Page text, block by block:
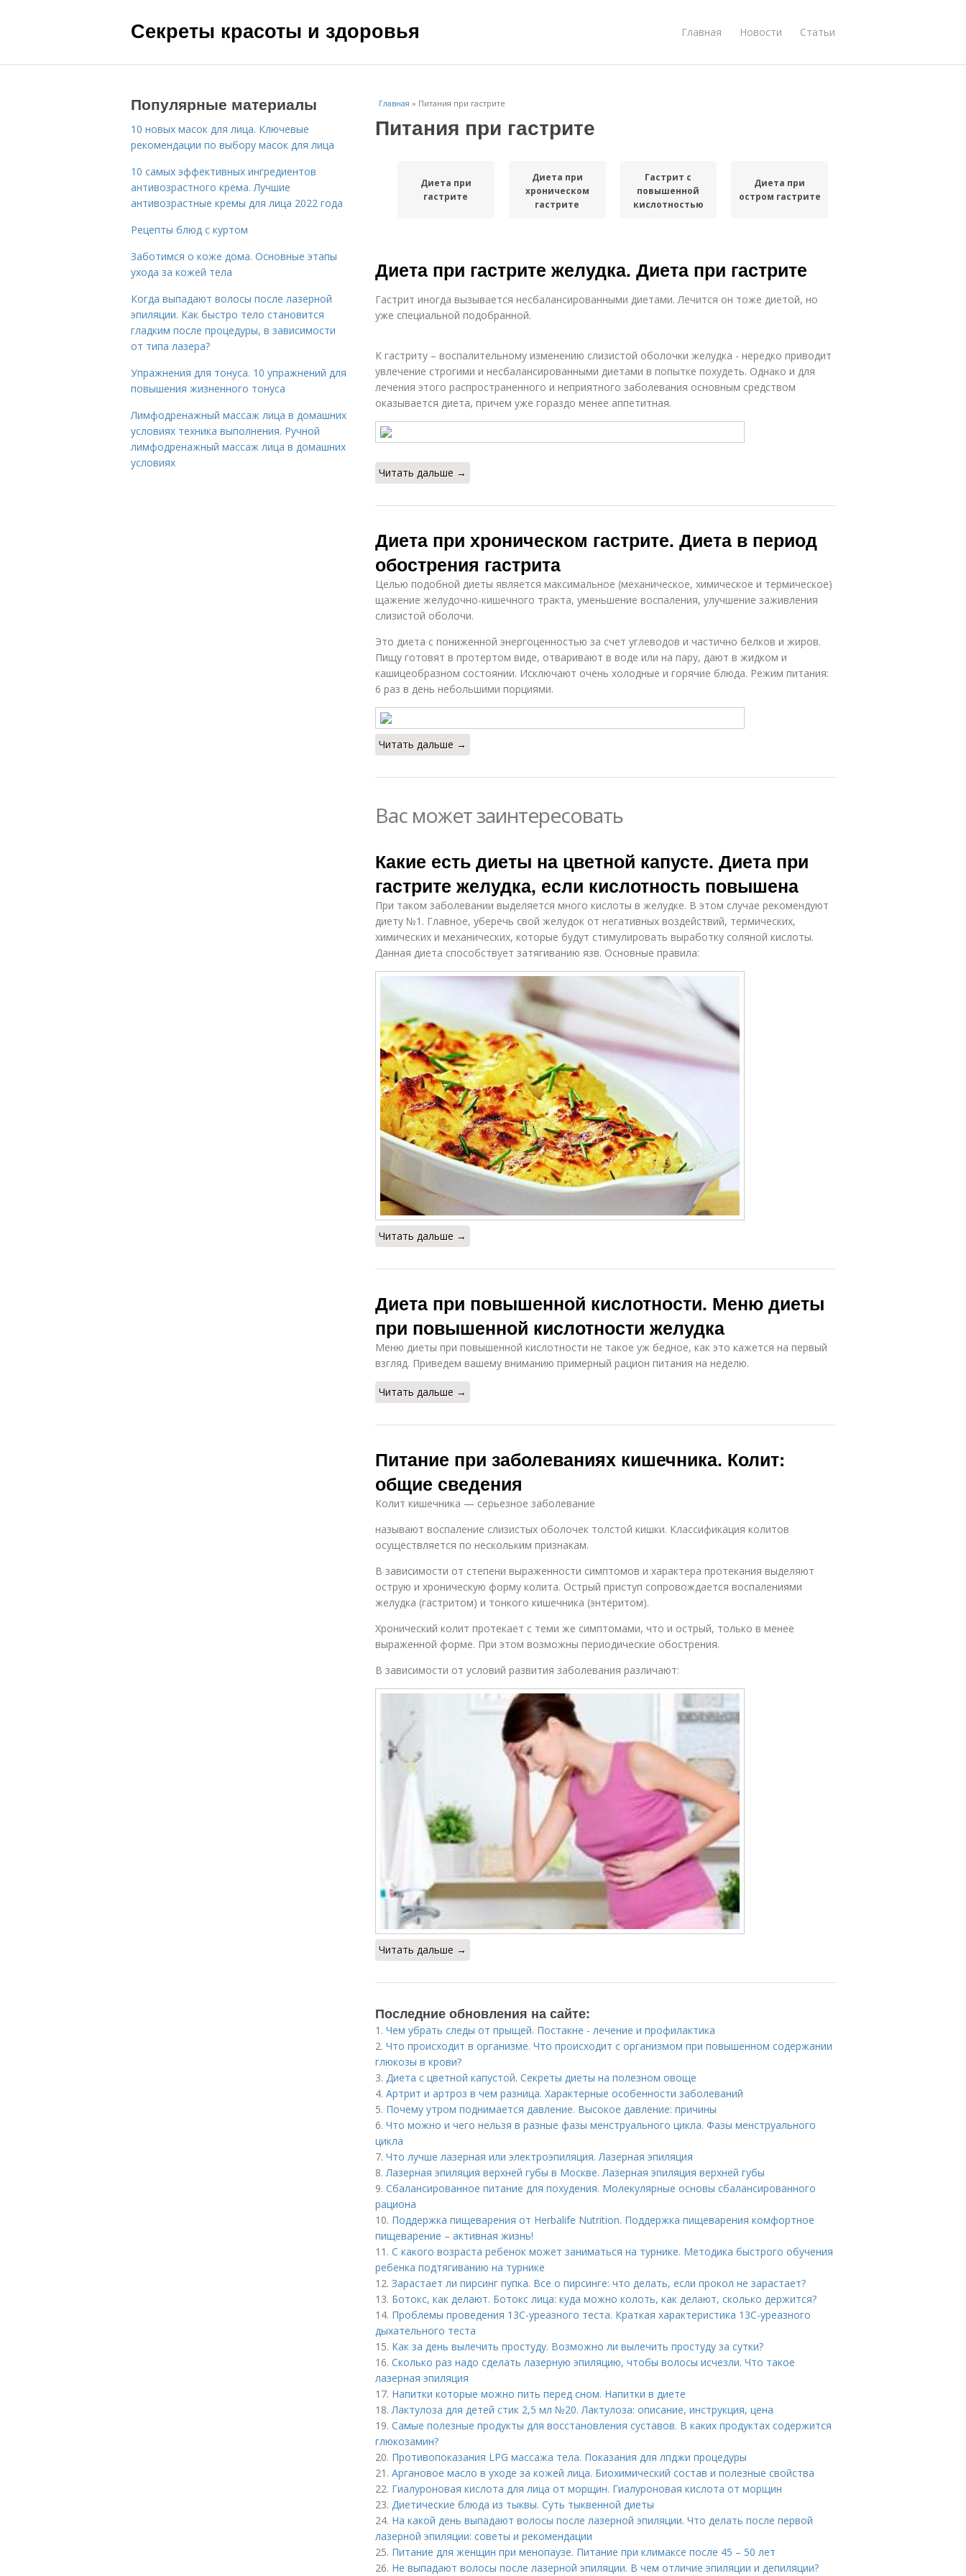
Секреты красоты и здоровья Главная Новости Статьи
Главная » Питания при гастрите
Питания при гастрите
Диета при
гастрите
Диета при
хроническом
гастрите
Гастрит с
повышенной
кислотностью
Диета при
остром гастрите
Диета при гастрите желудка. Диета при гастрите
Гастрит иногда вызывается несбалансированными диетами. Лечится он тоже диетой, но
уже специальной подобранной.
К гастриту – воспалительному изменению слизистой оболочки желудка - нередко приводит
увлечение строгими и несбалансированными диетами в попытке похудеть. Однако и для
лечения этого распространенного и неприятного заболевания основным средством
оказывается диета, причем уже гораздо менее аппетитная.
Читать дальше →
Диета при хроническом гастрите. Диета в период
обострения гастрита
Целью подобной диеты является максимальное (механическое, химическое и термическое)
щажение желудочно-кишечного тракта, уменьшение воспаления, улучшение заживления
слизистой оболочи.
Это диета с пониженной энергоценностью за счет углеводов и частично белков и жиров.
Пищу готовят в протертом виде, отваривают в воде или на пару, дают в жидком и
кашицеобразном состоянии. Исключают очень холодные и горячие блюда. Режим питания:
6 раз в день небольшими порциями.
Читать дальше →
Вас может заинтересовать
Какие есть диеты на цветной капусте. Диета при
гастрите желудка, если кислотность повышена
При таком заболевании выделяется много кислоты в желудке. В этом случае рекомендуют
диету №1. Главное, уберечь свой желудок от негативных воздействий, термических,
химических и механических, которые будут стимулировать выработку соляной кислоты.
Данная диета способствует затягиванию язв. Основные правила:
Читать дальше →
Диета при повышенной кислотности. Меню диеты
при повышенной кислотности желудка
Меню диеты при повышенной кислотности не такое уж бедное, как это кажется на первый
взгляд. Приведем вашему вниманию примерный рацион питания на неделю.
Читать дальше →
Питание при заболеваниях кишечника. Колит:
общие сведения
Колит кишечника — серьезное заболевание
называют воспаление слизистых оболочек толстой кишки. Классификация колитов
осуществляется по нескольким признакам.
В зависимости от степени выраженности симптомов и характера протекания выделяют
острую и хроническую форму колита. Острый приступ сопровождается воспалениями
желудка (гастритом) и тонкого кишечника (энтеритом).
Хронический колит протекает с теми же симптомами, что и острый, только в менее
выраженной форме. При этом возможны периодические обострения.
В зависимости от условий развития заболевания различают:
Читать дальше →
Последние обновления на сайте:
1. Чем убрать следы от прыщей. Постакне - лечение и профилактика
2. Что происходит в организме. Что происходит с организмом при повышенном содержании
глюкозы в крови?
3. Диета с цветной капустой. Секреты диеты на полезном овоще
4. Артрит и артроз в чем разница. Характерные особенности заболеваний
5. Почему утром поднимается давление. Высокое давление: причины
6. Что можно и чего нельзя в разные фазы менструального цикла. Фазы менструального
цикла
7. Что лучше лазерная или электроэпиляция. Лазерная эпиляция
8.Лазерная эпиляция верхней губы в Москве. Лазерная эпиляция верхней губы
9. Сбалансированное питание для похудения. Молекулярные основы сбалансированного
рациона
10. Поддержка пищеварения от Herbalife Nutrition. Поддержка пищеварения комфортное
пищеварение – активная жизнь!
11. С какого возраста ребенок может заниматься на турнике. Методика быстрого обучения
ребенка подтягиванию на турнике
12. Зарастает ли пирсинг пупка. Все о пирсинге: что делать, если прокол не зарастает?
13. Ботокс, как делают. Ботокс лица: куда можно колоть, как делают, сколько держится?
14. Проблемы проведения 13С-уреазного теста. Краткая характеристика 13С-уреазного
дыхательного теста
15. Как за день вылечить простуду. Возможно ли вылечить простуду за сутки?
16. Сколько раз надо сделать лазерную эпиляцию, чтобы волосы исчезли. Что такое
лазерная эпиляция
17. Напитки которые можно пить перед сном. Напитки в диете
18.Лактулоза для детей стик 2,5 мл №20. Лактулоза: описание, инструкция, цена
19. Самые полезные продукты для восстановления суставов. В каких продуктах содержится
глюкозамин?
20. Противопоказания LPG массажа тела. Показания для лпджи процедуры
21. Аргановое масло в уходе за кожей лица. Биохимический состав и полезные свойства
22. Гиалуроновая кислота для лица от морщин. Гиалуроновая кислота от морщин
23. Диетические блюда из тыквы. Суть тыквенной диеты
24. На какой день выпадают волосы после лазерной эпиляции. Что делать после первой
лазерной эпиляции: советы и рекомендации
25. Питание для женщин при менопаузе. Питание при климаксе после 45 – 50 лет
26. Не выпадают волосы после лазерной эпиляции. В чем отличие эпиляции и депиляции?
Популярные материалы
10 новых масок для лица. Ключевые
рекомендации по выбору масок для лица
10 самых эффективных ингредиентов
антивозрастного крема. Лучшие
антивозрастные кремы для лица 2022 года
Рецепты блюд с куртом
Заботимся о коже дома. Основные этапы
ухода за кожей тела
Когда выпадают волосы после лазерной
эпиляции. Как быстро тело становится
гладким после процедуры, в зависимости
от типа лазера?
Упражнения для тонуса. 10 упражнений для
повышения жизненного тонуса
Лимфодренажный массаж лица в домашних
условиях техника выполнения. Ручной
лимфодренажный массаж лица в домашних
условиях